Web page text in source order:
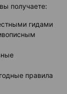
получаете:
гидами
правила